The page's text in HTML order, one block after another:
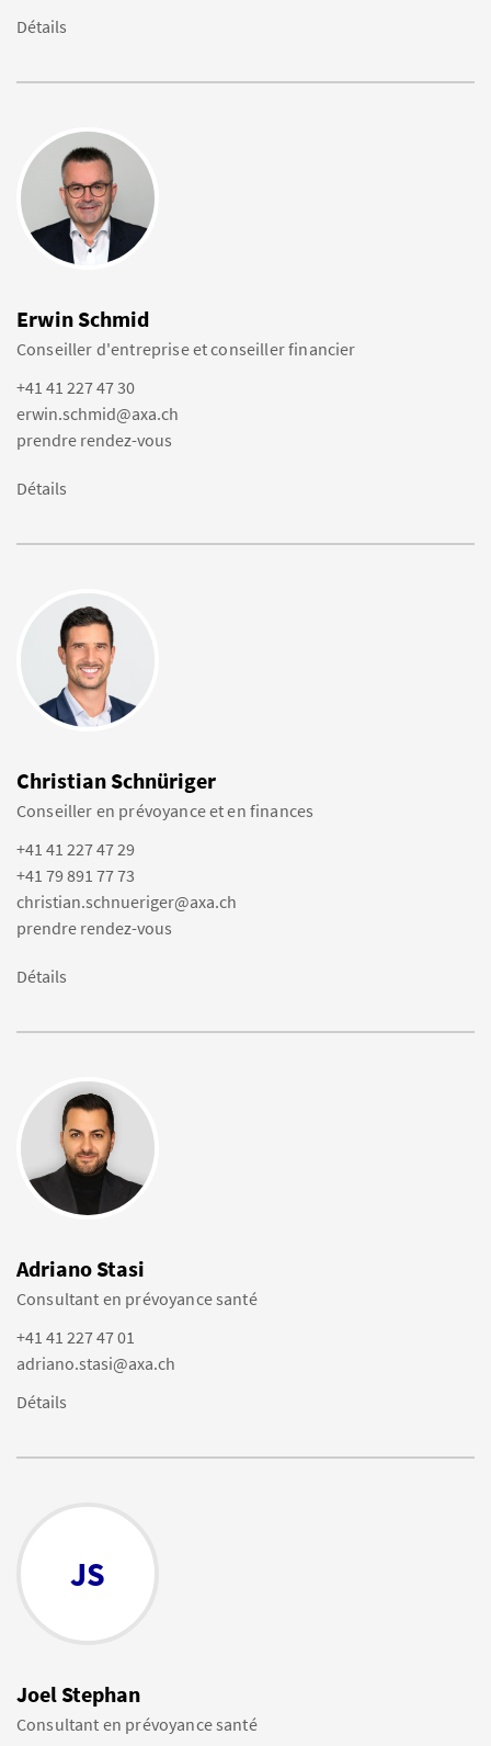
Détails
Erwin Schmid
Conseiller d'entreprise et conseiller financier
+41 41 227 47 30
erwin.schmid@axa.ch
prendre rendez-vous
Détails
Christian Schnüriger
Conseiller en prévoyance et en finances
+41 41 227 47 29
+41 79 891 77 73
christian.schnueriger@axa.ch
prendre rendez-vous
Détails
Adriano Stasi
Consultant en prévoyance santé
+41 41 227 47 01
adriano.stasi@axa.ch
Détails
JS
Joel Stephan
Consultant en prévoyance santé